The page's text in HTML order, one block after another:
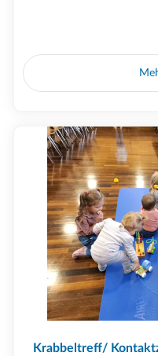
Krabbeltreff/